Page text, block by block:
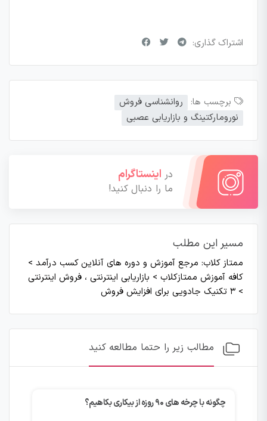
اشتراک گذاری:
برچسب ها:
روانشناسی فروش
نورومارکتینگ و بازاریابی عصبی
در اینستاگرام
ما را دنبال کنید!
مسیر این مطلب
ممتاز کلاب: مرجع آموزش و دوره های آنلاین کسب درآمد >
کافه آموزش ممتازکلاب > بازاریابی اینترنتی ، فروش اینترنتی
> ۳ تکنیک جادویی برای افزایش فروش
مطالب زیر را حتما مطالعه کنید
چگونه با چرخه های ۹۰ روزه از بیکاری بکاهیم؟